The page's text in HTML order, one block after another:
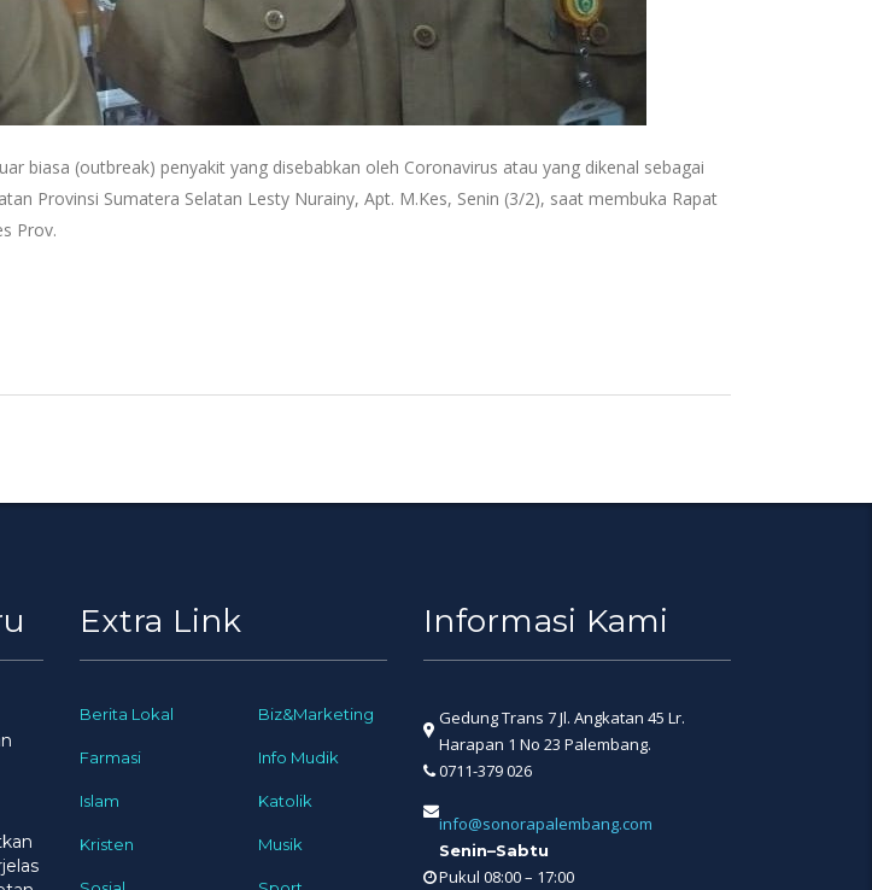
biasa (outbreak) penyakit yang disebabkan oleh Coronavirus atau yang dikenal sebagai
Provinsi Sumatera Selatan Lesty Nurainy, Apt. M.Kes, Senin (3/2), saat membuka Rapat
Prov.
Extra Link
Berita Lokal Biz&Marketing
Farmasi Info Mudik
Islam Katolik
Kristen Musik
Informasi Kami
Gedung Trans 7 Jl. Angkatan 45 Lr.
Harapan 1 No 23 Palembang.
0711-379 026
info@sonorapalembang.com
Senin–Sabtu
Pukul 08:00 – 17:00